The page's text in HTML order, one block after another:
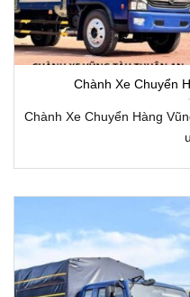
Chành Xe Chuyển
Chành Xe Chuyển Hàng